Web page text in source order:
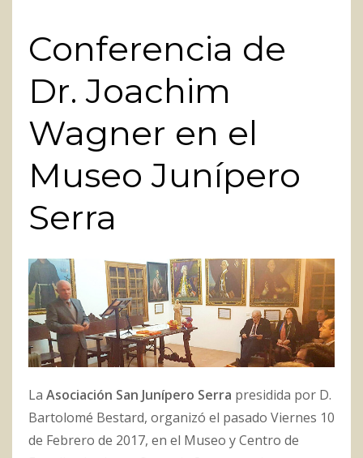
Conferencia de
Dr. Joachim
Wagner en el
Museo Junípero
Serra
La Asociación San Junípero Serra presidida por D.
Bartolomé Bestard, organizó el pasado Viernes 10
de Febrero de 2017, en el Museo y Centro de